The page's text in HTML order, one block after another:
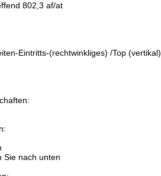
802,3 af/at
Eintritts-(rechtwinkliges) /Top (vertikal)
Sie nach unten